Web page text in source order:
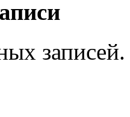
записей.